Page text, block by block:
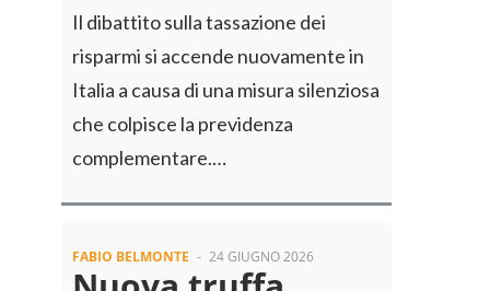
Il dibattito sulla tassazione dei
risparmi si accende nuovamente in
Italia a causa di una misura silenziosa
che colpisce la previdenza
complementare.…
FABIO BELMONTE - 24 GIUGNO 2026